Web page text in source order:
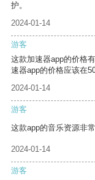
护。
2024-01-14
游客
这款加速器app的价格
速器app的价格应该在
2024-01-14
游客
这款app的音乐资源非
2024-01-14
游客